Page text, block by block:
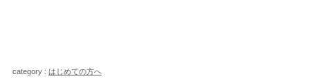
category : はじめての方へ